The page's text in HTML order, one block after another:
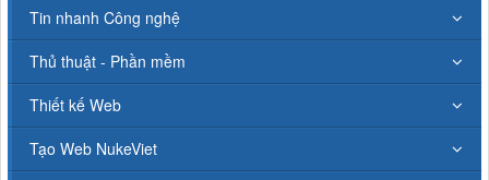
Tin nhanh Công nghệ
Thủ thuật - Phần mềm
Thiết kế Web
Tạo Web NukeViet